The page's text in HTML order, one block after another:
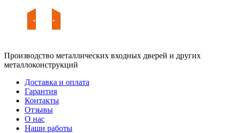
Производство металлических входных дверей и других
металлоконструкций
Доставка и оплата
Гарантия
Контакты
Отзывы
О нас
Наши работы